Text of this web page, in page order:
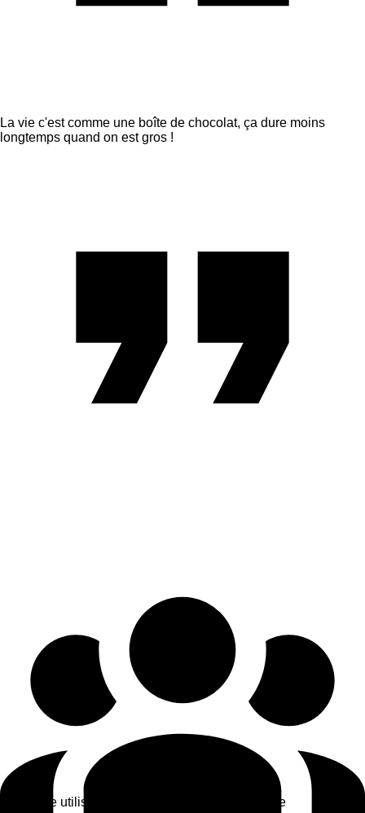
La vie c'est comme une boîte de chocolat, ça dure moins
longtemps quand on est gros !
Ce site utilise des cookies pour améliorer votre